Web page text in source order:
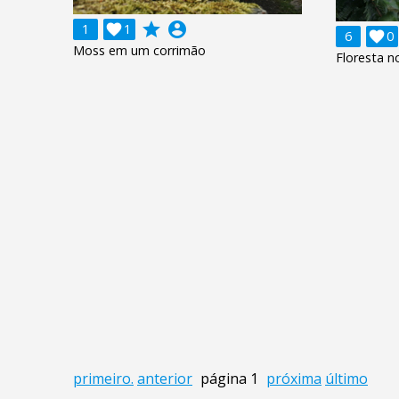
1 1
 grade account_circle
Moss em um corrimão
6 0

Floresta
primeiro. anterior página 1 próxima último